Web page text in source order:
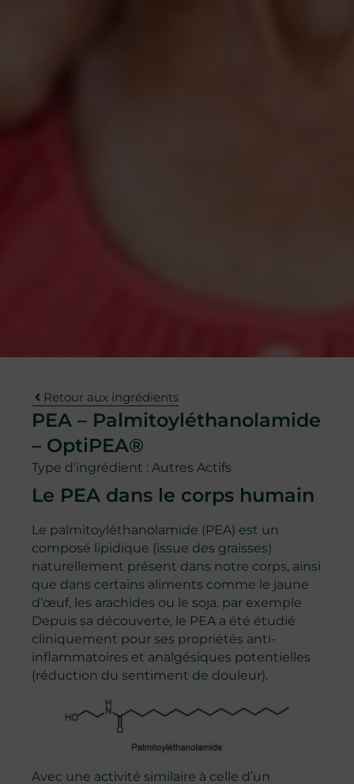
Retour aux ingrédients
PEA – Palmitoyléthanolamide
– OptiPEA®
Type d'ingrédient : Autres Actifs
Le PEA dans le corps humain
Le palmitoyléthanolamide (PEA) est un
composé lipidique (issue des graisses)
naturellement présent dans notre corps, ainsi
que dans certains aliments comme le jaune
d’œuf, les arachides ou le soja. par exemple
Depuis sa découverte, le PEA a été étudié
cliniquement pour ses propriétés anti-
inflammatoires et analgésiques potentielles
(réduction du sentiment de douleur).
Avec une activité similaire à celle d’un